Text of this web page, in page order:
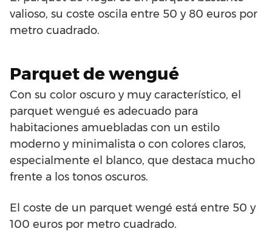
valioso, su coste oscila entre 50 y 80 euros por
metro cuadrado.
Parquet de wengué
Con su color oscuro y muy característico, el
parquet wengué es adecuado para
habitaciones amuebladas con un estilo
moderno y minimalista o con colores claros,
especialmente el blanco, que destaca mucho
frente a los tonos oscuros.
El coste de un parquet wengé está entre 50 y
100 euros por metro cuadrado.